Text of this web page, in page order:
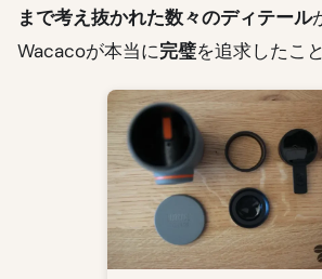
まで考え抜かれた数々のディテール
Wacacoが本当に完璧を追求したこ